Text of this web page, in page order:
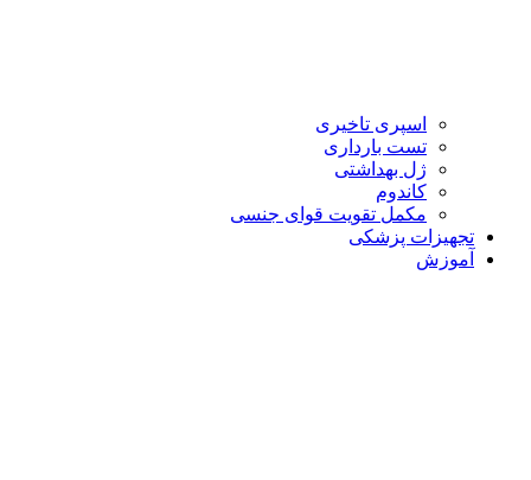
اسپری تاخیری
تست بارداری
ژل بهداشتی
کاندوم
مکمل تقویت قوای جنسی
تجهیزات پزشکی
آموزش